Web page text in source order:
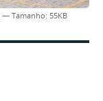
— Tamanho: 55KB